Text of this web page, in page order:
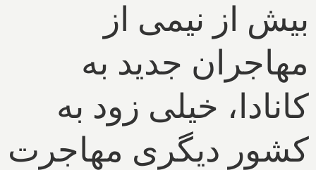
بیش از نیمی از
مهاجران جدید به
کانادا، خیلی زود به
کشور دیگری مهاجرت